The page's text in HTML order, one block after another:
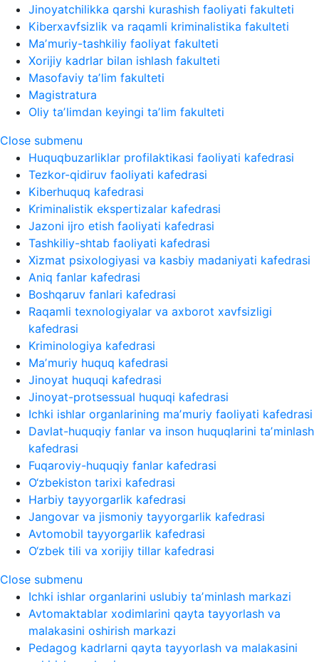
Jinoyatchilikka qarshi kurashish faoliyati fakulteti
Kiberxavfsizlik va raqamli kriminalistika fakulteti
Maʼmuriy-tashkiliy faoliyat fakulteti
Xorijiy kadrlar bilan ishlash fakulteti
Masofaviy taʼlim fakulteti
Magistratura
Oliy taʼlimdan keyingi taʼlim fakulteti
Close submenu
Huquqbuzarliklar profilaktikasi faoliyati kafedrasi
Tezkor-qidiruv faoliyati kafedrasi
Kiberhuquq kafedrasi
Kriminalistik ekspertizalar kafedrasi
Jazoni ijro etish faoliyati kafedrasi
Tashkiliy-shtab faoliyati kafedrasi
Xizmat psixologiyasi va kasbiy madaniyati kafedrasi
Aniq fanlar kafedrasi
Boshqaruv fanlari kafedrasi
Raqamli texnologiyalar va axborot xavfsizligi
kafedrasi
Kriminologiya kafedrasi
Maʼmuriy huquq kafedrasi
Jinoyat huquqi kafedrasi
Jinoyat-protsessual huquqi kafedrasi
Ichki ishlar organlarining maʼmuriy faoliyati kafedrasi
Davlat-huquqiy fanlar va inson huquqlarini taʼminlash
kafedrasi
Fuqaroviy-huquqiy fanlar kafedrasi
O‘zbekiston tarixi kafedrasi
Harbiy tayyorgarlik kafedrasi
Jangovar va jismoniy tayyorgarlik kafedrasi
Avtomobil tayyorgarlik kafedrasi
O‘zbek tili va xorijiy tillar kafedrasi
Close submenu
Ichki ishlar organlarini uslubiy taʼminlash markazi
Avtomaktablar xodimlarini qayta tayyorlash va
malakasini oshirish markazi
Pedagog kadrlarni qayta tayyorlash va malakasini